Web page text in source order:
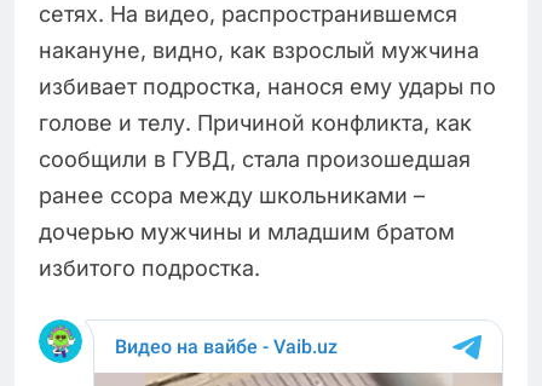
сетях. На видео, распространившемся
накануне, видно, как взрослый мужчина
избивает подростка, нанося ему удары по
голове и телу. Причиной конфликта, как
сообщили в ГУВД, стала произошедшая
ранее ссора между школьниками –
дочерью мужчины и младшим братом
избитого подростка.